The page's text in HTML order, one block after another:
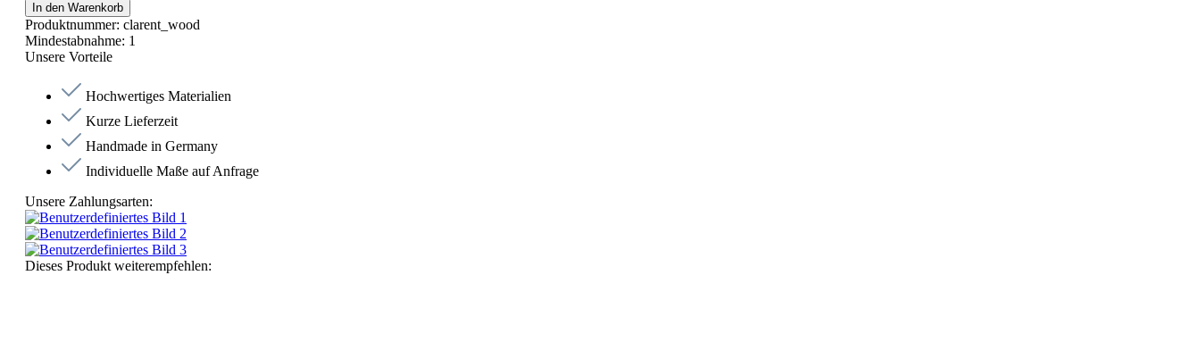
In den Warenkorb
Produktnummer: clarent_wood
Mindestabnahme: 1
Unsere Vorteile
Hochwertiges Materialien
Kurze Lieferzeit
Handmade in Germany
Individuelle Maße auf Anfrage
Unsere Zahlungsarten:
Dieses Produkt weiterempfehlen: